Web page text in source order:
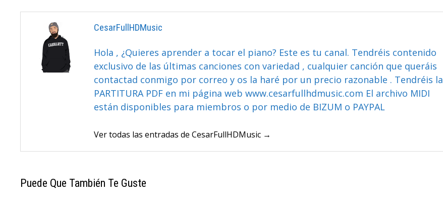
CesarFullHDMusic
Hola , ¿Quieres aprender a tocar el piano? Este es tu canal. Tendréis contenido
exclusivo de las últimas canciones con variedad , cualquier canción que queráis
contactad conmigo por correo y os la haré por un precio razonable . Tendréis la
PARTITURA PDF en mi página web www.cesarfullhdmusic.com El archivo MIDI
están disponibles para miembros o por medio de BIZUM o PAYPAL
Ver todas las entradas de CesarFullHDMusic →
Puede Que También Te Guste